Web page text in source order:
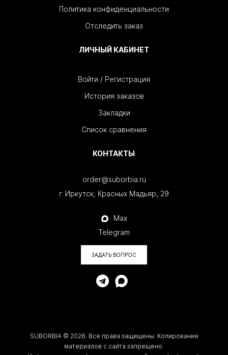
Политика конфиденциальности
Отследить заказ
ЛИЧНЫЙ КАБИНЕТ
Войти / Регистрация
История заказов
Закладки
Список сравнения
КОНТАКТЫ
order@suborbia.ru
г. Иркутск, Красных Мадьяр, 29
Max
Telegram
ЗАДАТЬ ВОПРОС
SUBORBIA © 2026. Все права защищены. Копирование
материалов с сайта запрещено.